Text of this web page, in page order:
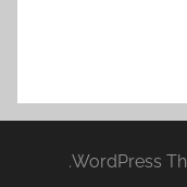
WordPress